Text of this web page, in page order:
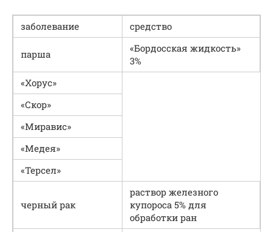
заболевание средство
парша
«Бордосская жидкость»
3%
«Хорус»
«Скор»
«Миравис»
«Медея»
«Терсел»
черный рак
раствор железного
купороса 5% для
обработки ран